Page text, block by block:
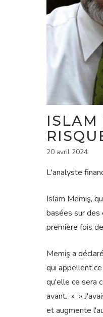
ISLAM
20 avril 2024
L'analyste
Islam Memiş,
basées sur des
première fois
Memiş a
qui appellent
qu'elle ce sera
avant. » »
et augmente